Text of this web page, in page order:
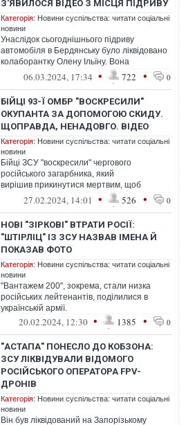
З'ЯВИЛОСЯ ВІДЕО З МІСЦЯ ПІДРИВУ
Категорія: Новини суспільства: читати соціальні
новини
Унаслідок сьогоднішнього підриву
автомобіля в Бердянську було ліквідовано
колаборантку Олену Ільїну. Вона
займалася організацією "виборів".
06.03.2024, 17:34 • 722 • 0
БІЙЦІ 93-Ї ОМБР "ВОСКРЕСИЛИ"
ОКУПАНТА ЗА ДОПОМОГОЮ СКИДУ.
ЩОПРАВДА, НЕНАДОВГО. ВІДЕО
Категорія: Новини суспільства: читати соціальні
новини
Бійці ЗСУ "воскресили" чергового
російського загарбника, який
вирішив прикинутися мертвим, щоб
врятуватися від українських дронів.
27.02.2024, 14:01 • 526 • 0
НОВІ "ЗІРКОВІ" ВТРАТИ РОСІЇ:
"ШТІРЛІЦ" ІЗ ЗСУ НАЗВАВ ІМЕНА Й
ПОКАЗАВ ФОТО
Категорія: Новини суспільства: читати соціальні
новини
"Вантажем 200", зокрема, стали низка
російських лейтенантів, поділилися в
українській армії.
20.02.2024, 12:30 • 1385 • 0
"АСТАПА" ПОНЕСЛО ДО КОБЗОНА:
ЗСУ ЛІКВІДУВАЛИ ВІДОМОГО
РОСІЙСЬКОГО ОПЕРАТОРА FPV-
ДРОНІВ
Категорія: Новини суспільства: читати соціальні
новини
Він був ліквідований на Запорізькому